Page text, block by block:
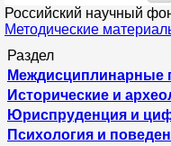
Российский научный
Методические
Раздел
Междисциплинарные
Исторические и
Юриспруденция и
Психология и